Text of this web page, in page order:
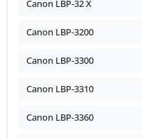
Canon LBP-32 X
Canon LBP-3200
Canon LBP-3300
Canon LBP-3310
Canon LBP-3360